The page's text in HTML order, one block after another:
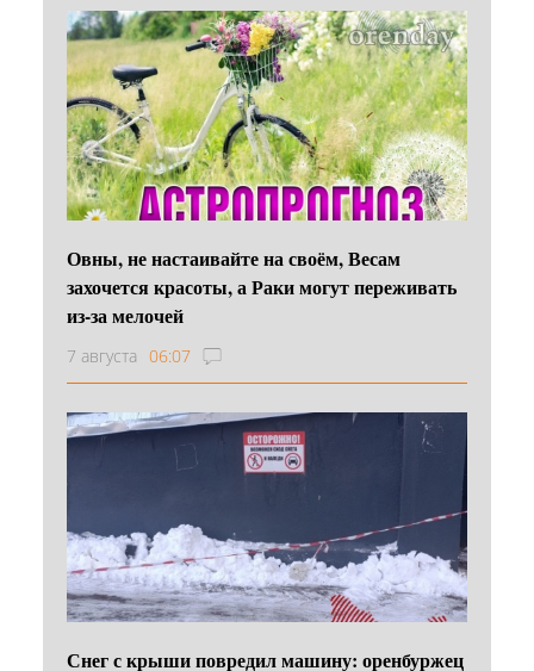
Овны, не настаивайте на своём, Весам
захочется красоты, а Раки могут переживать
из-за мелочей
7 августа 06:07
Снег с крыши повредил машину: оренбуржец